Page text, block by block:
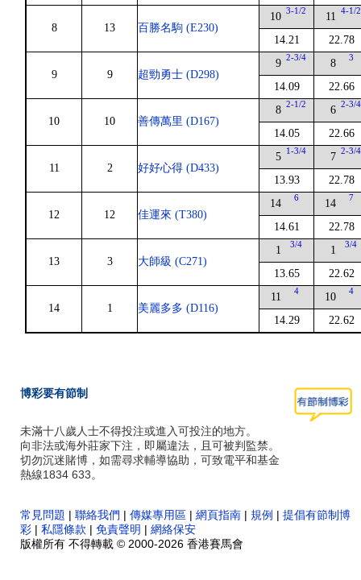
8 13 百勝名駒 (E230)
10 3-1/2
14.21
11 4-1/2
22.78
9 9 超勁勇士 (D298)
9 2-3/4
14.09
8 3
22.66
10 10 善傳萬里 (D167)
8 2-1/2
14.05
6 2-3/4
22.66
11 2 好好心得 (D433)
5 1-3/4
13.93
7 2-3/4
22.78
12 12 佳運來 (T380)
14 6
14.61
14 7
22.78
13 3 大師級 (C271)
1 3/4
13.65
1 3/4
22.62
14 1 美麗多多 (D116)
11 4
14.29
10 4
22.62
博彩要有節制
未滿十八歲人士不得投注或進入可投注的地方。
向非法或海外莊家下注，即屬違法，且可被判監禁。
切勿沉迷賭博，如需尋求輔導協助，可致電平和基金
熱線1834 633。
常見問題 | 聯絡我們 | 傳媒專用區 | 網頁指南 | 規例 | 提倡有節制博
彩 | 私隱條款 | 免責聲明 | 網絡保安
版權所有 不得轉載 © 2000-2026 香港賽馬會